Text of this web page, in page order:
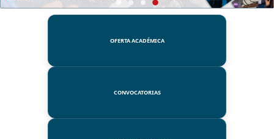
OFERTA ACADÉMICA
CONVOCATORIAS